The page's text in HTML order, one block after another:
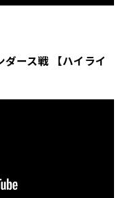
ース戦 【ハイライ